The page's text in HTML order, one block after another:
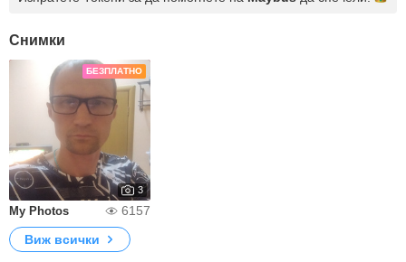
Снимки
БЕЗПЛАТНО
3
My Photos
6157
Виж всички